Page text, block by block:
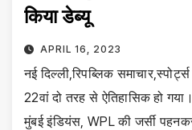
किया डेब्यू
APRIL 16, 2023
नई दिल्ली,रिपब्लिक
22वां दो तरह से ऐतिहासिक हो
मुंबई इंडियंस, WPL की जर्सी